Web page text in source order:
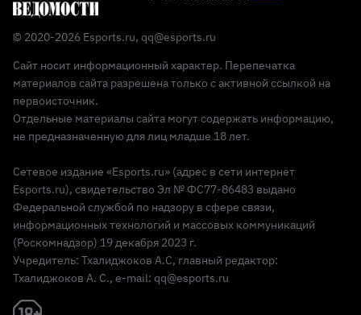
© 2020-2026 Esports.ru, qq@esports.ru
Сайт носит информационный характер. Перепечатка
материалов сайта разрешена только с активной ссылкой на
первоисточник.
Отдельные материалы сайта могут содержать информацию,
не предназначенную для лиц младше 18 лет.
Сетевое издание «Esports.ru» (адрес в сети интернет
Esports.ru), свидетельство Эл № ФС77-86483 выдано
Федеральной службой по надзору в сфере связи,
информационных технологий и массовых коммуникаций
(Роскомнадзор) 19 декабря 2023 г.
Учредитель: Тхалиджоков А.С, главный редактор:
Тхалиджоков А. С., e-mail: qq@esports.ru